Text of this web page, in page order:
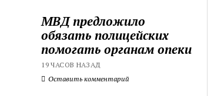
МВД предложило
обязать полицейских
помогать органам опеки
19 ЧАСОВ НАЗАД
Оставить комментарий